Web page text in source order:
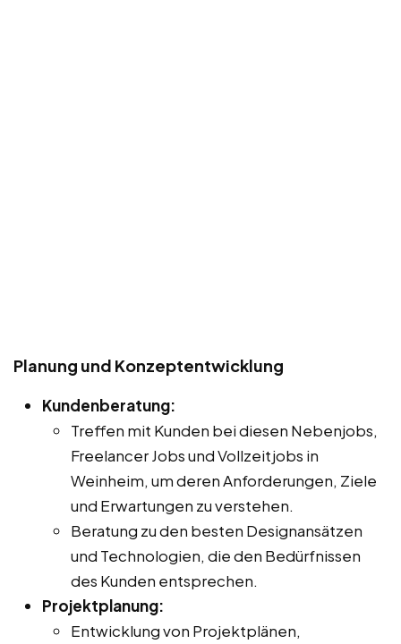
Planung und Konzeptentwicklung
Kundenberatung:
Treffen mit Kunden bei diesen Nebenjobs,
Freelancer Jobs und Vollzeitjobs in
Weinheim, um deren Anforderungen, Ziele
und Erwartungen zu verstehen.
Beratung zu den besten Designansätzen
und Technologien, die den Bedürfnissen
des Kunden entsprechen.
Projektplanung:
Entwicklung von Projektplänen,